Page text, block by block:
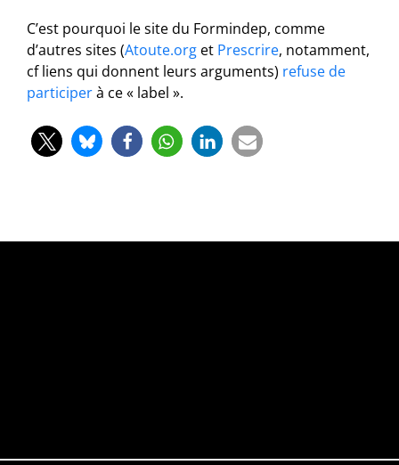
C’est pourquoi le site du Formindep, comme
d’autres sites (Atoute.org et Prescrire, notamment,
cf liens qui donnent leurs arguments) refuse de
participerà ce « label ».